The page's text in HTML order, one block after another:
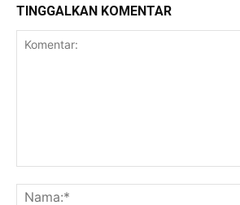
TINGGALKAN KOMENTAR